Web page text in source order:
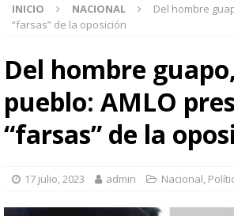
[ 7 agosto, 2026 ] México
[ 7 agosto, 2026 ]
salmonella
LOCAL
[ 7 agosto, 2026 ]
Algo
[ 7 agosto, 2026 ]
LOCAL
INICIO NACIONAL
Del hombre
“farsas” de la oposición
Del hombre
pueblo: AMLO
“farsas” de la
17 julio, 2023 admin Nacional,